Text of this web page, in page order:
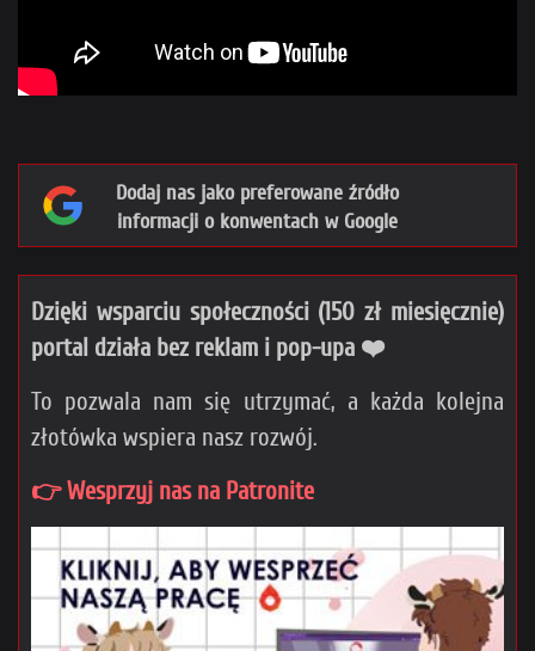
Dodaj nas jako preferowane źródło
informacji o konwentach w Google
Dzięki wsparciu społeczności (150 zł miesięcznie)
portal działa bez reklam i pop-upa ❤️
To pozwala nam się utrzymać, a każda kolejna
złotówka wspiera nasz rozwój.
👉 Wesprzyj nas na Patronite